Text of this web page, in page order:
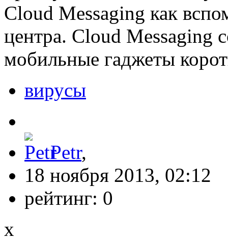
Cloud Messaging как
центра. Cloud Messaging
мобильные гаджеты
вирусы
Petr,
18 ноября 2013, 02:12
рейтинг: 0
x